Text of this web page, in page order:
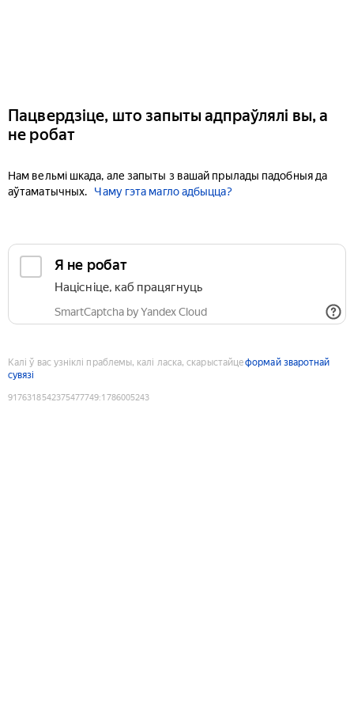
Пацвердзіце, што запыты адпраўлялі вы, а
не робат
Нам вельмі шкада, але запыты з вашай прылады падобныя да
аўтаматычных.
Чаму гэта магло адбыцца?
Я не робат
Націсніце, каб працягнуць
SmartCaptcha by Yandex Cloud
Калі ў вас узніклі праблемы, калі ласка, скарыстайцеформай зваротнай
сувязі
9176318542375477749:1786005243